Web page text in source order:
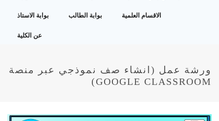
بوابة الاستاذ بوابة الطالب الاقسام العلمية
عن الكلية
ورشة عمل (انشاء صف نموذجي عبر منصة
GOOGLE CLASSROOM)